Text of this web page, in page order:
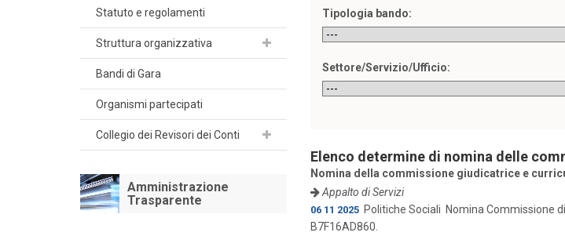
Statuto e regolamenti
Struttura organizzativa
Bandi di Gara
Organismi partecipati
Collegio dei Revisori dei Conti
Amministrazione
Trasparente
Tipologia bando:
Settore/Servizio/Ufficio:
Elenco determine di nomina delle
Nomina della commissione giudicatrice e
Appalto di Servizi
06 11 2025 Politiche Sociali Nomina Commissione
B7F16AD860.